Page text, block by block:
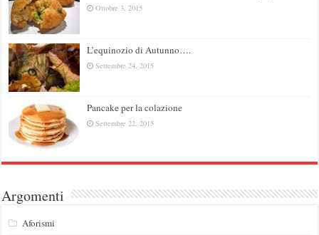
Ottobre 3, 2015
L’equinozio di Autunno….
Settembre 24, 2015
Pancake per la colazione
Settembre 22, 2015
Argomenti
Aforismi